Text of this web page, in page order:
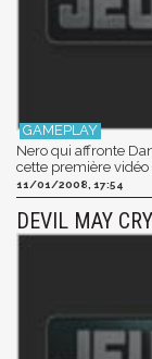
Nero qui affronte
cette première
11/01/2008, 17:54
DEVIL MAY